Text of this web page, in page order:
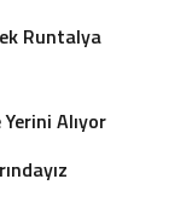
Runtalya
Yerini Alıyor